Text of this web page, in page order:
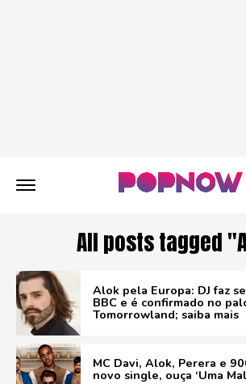
All posts tagged
Alok pela Europa: DJ faz
BBC e é confirmado no
Tomorrowland; saiba mais
MC Davi, Alok, Perera e
novo single, ouça ‘Uma